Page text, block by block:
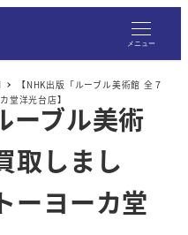
メニュー
【NHK出版「ルーブル美術館 全７
堂洋光台店】
ーブル美術
取しまし
ヨーカ堂